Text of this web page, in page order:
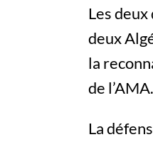
Les
deux
la
de l’AMA.
La